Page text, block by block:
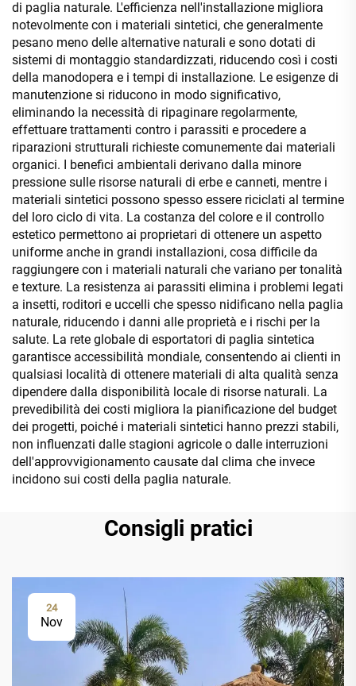
di paglia naturale. L'efficienza nell'installazione migliora
notevolmente con i materiali sintetici, che generalmente
pesano meno delle alternative naturali e sono dotati di
sistemi di montaggio standardizzati, riducendo così i costi
della manodopera e i tempi di installazione. Le esigenze di
manutenzione si riducono in modo significativo,
eliminando la necessità di ripaginare regolarmente,
effettuare trattamenti contro i parassiti e procedere a
riparazioni strutturali richieste comunemente dai materiali
organici. I benefici ambientali derivano dalla minore
pressione sulle risorse naturali di erbe e canneti, mentre i
materiali sintetici possono spesso essere riciclati al termine
del loro ciclo di vita. La costanza del colore e il controllo
estetico permettono ai proprietari di ottenere un aspetto
uniforme anche in grandi installazioni, cosa difficile da
raggiungere con i materiali naturali che variano per tonalità
e texture. La resistenza ai parassiti elimina i problemi legati
a insetti, roditori e uccelli che spesso nidificano nella paglia
naturale, riducendo i danni alle proprietà e i rischi per la
salute. La rete globale di esportatori di paglia sintetica
garantisce accessibilità mondiale, consentendo ai clienti in
qualsiasi località di ottenere materiali di alta qualità senza
dipendere dalla disponibilità locale di risorse naturali. La
prevedibilità dei costi migliora la pianificazione del budget
dei progetti, poiché i materiali sintetici hanno prezzi stabili,
non influenzati dalle stagioni agricole o dalle interruzioni
dell'approvvigionamento causate dal clima che invece
incidono sui costi della paglia naturale.
Consigli pratici
24
Nov